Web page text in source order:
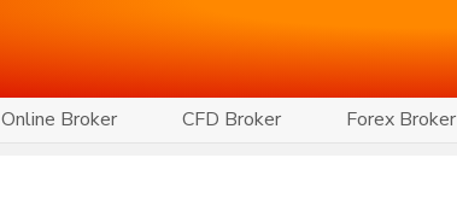
Online Broker CFD Broker Forex Broker